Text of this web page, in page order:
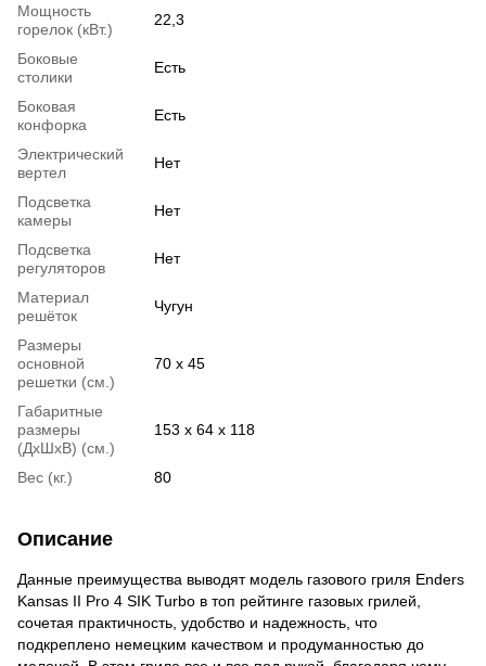
Мощность
горелок (кВт.)
22,3
Боковые
столики
Есть
Боковая
конфорка
Есть
Электрический
вертел
Нет
Подсветка
камеры
Нет
Подсветка
регуляторов
Нет
Материал
решёток
Чугун
Размеры
основной
решетки (см.)
70 х 45
Габаритные
размеры
(ДхШхВ) (см.)
153 х 64 х 118
Вес (кг.) 80
Описание
Данные преимущества выводят модель газового гриля Enders
Kansas II Pro 4 SIK Turbo в топ рейтинге газовых грилей,
сочетая практичность, удобство и надежность, что
подкреплено немецким качеством и продуманностью до